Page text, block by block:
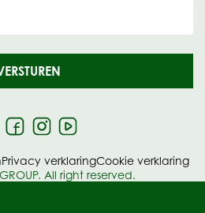
All right reserved.
Privacy verklaringCookie verklaring